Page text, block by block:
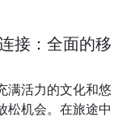
接：全面的移
满活力的文化和悠
松机会。在旅途中